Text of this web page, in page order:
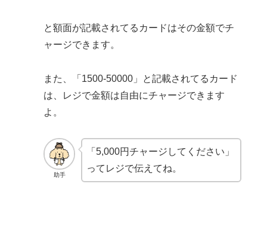
と額面が記載されてるカードはその金額でチ
ャージできます。
また、「1500-50000」と記載されてるカード
は、レジで金額は自由にチャージできます
よ。
助手
「5,000円チャージしてください」
ってレジで伝えてね。